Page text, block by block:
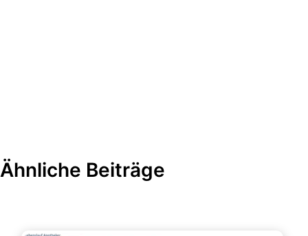
Ähnliche Beiträge